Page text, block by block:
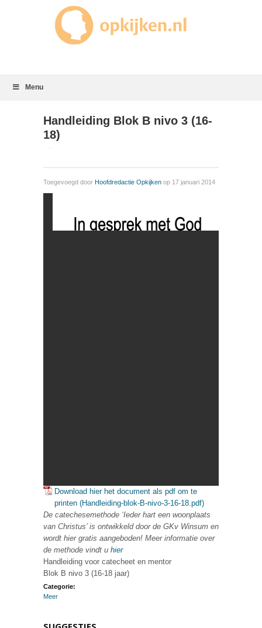
Menu
Handleiding Blok B nivo 3 (16-
18)
Toegevoegd door Hoofdredactie Opkijken op 17 januari 2014
Download hier het document als pdf om te
printen (Handleiding-blok-B-nivo-3-16-18.pdf)
De catechesemethode ‘Ieder hart een woonplaats
van Christus’ is ontwikkeld door de GKv Winsum en
wordt hier gratis aangeboden! Meer informatie over
de methode vindt u hier
Handleiding voor catecheet en mentor
Blok B nivo 3 (16-18 jaar)
Categorie:
Meer